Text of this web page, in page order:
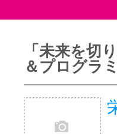
「未来を切
＆プログラ